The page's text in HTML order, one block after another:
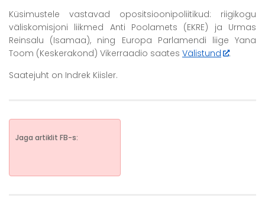
Küsimustele vastavad opositsioonipoliitikud: riigikogu
väliskomisjoni liikmed Anti Poolamets (EKRE) ja Urmas
Reinsalu (Isamaa), ning Europa Parlamendi liige Yana
Toom (Keskerakond) Vikerraadio saates Välistund
.
Saatejuht on Indrek Kiisler.
Jaga artiklit FB-s: